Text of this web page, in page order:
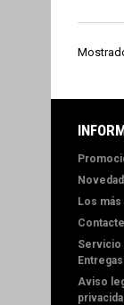
Los
Servicio
Entregas
Aviso